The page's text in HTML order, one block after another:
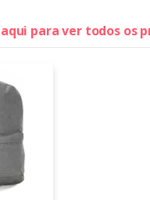
para ver todos os